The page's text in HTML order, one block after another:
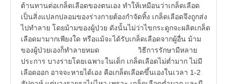
ต้านทานต่อเกล็ดเลือดของตนเอง ทำให้เหมือนว่าเกล็ดเลือด
เป็นสิ่งแปลกปลอมของร่างกายต้องกำจัดทิ้ง เกล็ดเลือดจึงถูกส่ง
ไปทำลาย โดยม้ามของผู้ป่วย ดังนั้นไม่ว่าไขกระดูกจะผลิตเกล็ด
เลือดมามากเพียงใด หรือแม้จะได้รับเกล็ดเลือดจากผู้อื่น ม้าม
ของผู้ป่วยเองก็ทำลายหมด วิธีการรักษามีหลาย
ประการ บางรายโดยเฉพาะในเด็ก เกล็ดเลือดไม่ต่ำมาก ไม่มี
เลือดออก อาจจะหายได้เอง คือเกล็ดเลือดขึ้นเองในเวลา 1-2